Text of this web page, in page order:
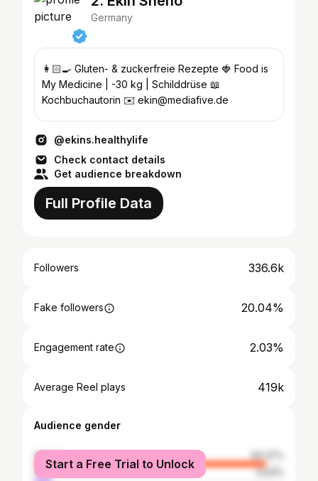
Germany
👩🏻‍🍳 Gluten- & zuckerfreie Rezepte 🍓 Food is
My Medicine | -30 kg | Schilddrüse 📖
Kochbuchautorin ✉️ ekin@mediafive.de
@ekins.healthylife
Check contact details
Get audience breakdown
Full Profile Data
Followers 336.6k
Fake followers 20.04%
Engagement rate 2.03%
Average Reel plays 419k
Audience gender
female
93.37%
male
6.63%
Start a Free Trial to Unlock